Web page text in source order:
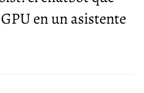
en un asistente